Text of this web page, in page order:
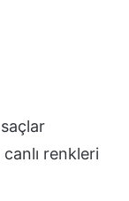
saçlar
canlı renkleri